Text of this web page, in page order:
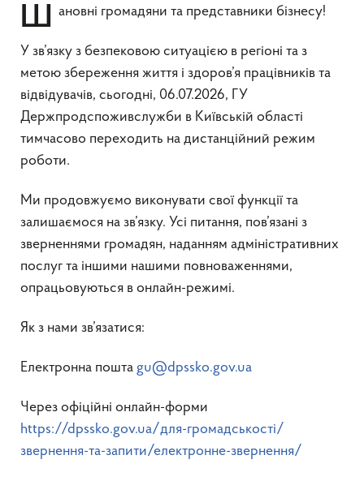
Шановні громадяни та представники бізнесу!
У зв’язку з безпековою ситуацією в регіоні та з
метою збереження життя і здоров’я працівників та
відвідувачів, сьогодні, 06.07.2026, ГУ
Держпродспоживслужби в Київській області
тимчасово переходить на дистанційний режим
роботи.
Ми продовжуємо виконувати свої функції та
залишаємося на зв’язку. Усі питання, пов’язані з
зверненнями громадян, наданням адміністративних
послуг та іншими нашими повноваженнями,
опрацьовуються в онлайн-режимі.
Як з нами зв’язатися:
Електронна пошта gu@dpssko.gov.ua
Через офіційні онлайн-форми
https://dpssko.gov.ua/для-громадськості/
звернення-та-запити/електронне-звернення/